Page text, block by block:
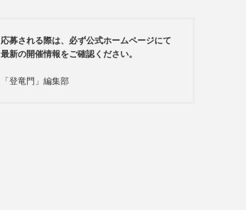
応募される際は、必ず公式ホームページにて
最新の開催情報をご確認ください。
「登竜門」編集部